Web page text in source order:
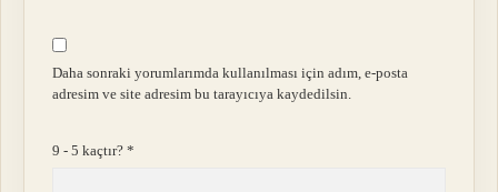
Daha sonraki yorumlarımda kullanılması için adım, e-posta
adresim ve site adresim bu tarayıcıya kaydedilsin.
9 - 5 kaçtır?*